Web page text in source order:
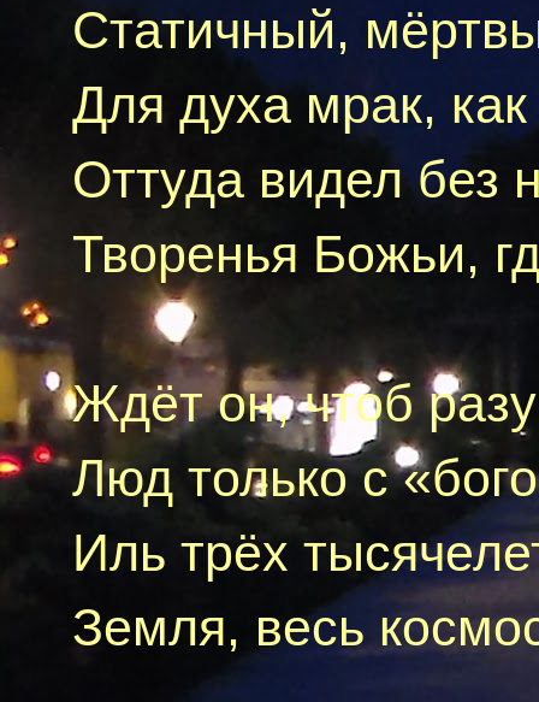
Статичный,
Для духа мрак,
Оттуда видел без
Творенья Божьи,
Ждётoн, чтоб
Люд только с
Иль трёх
Земля, весь